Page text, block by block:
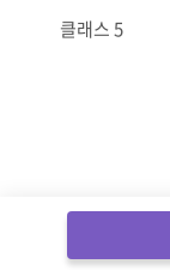
클래스 5